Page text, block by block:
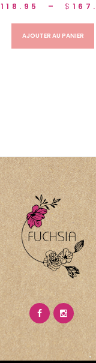
118.95 – $
AJOUTER AU PANIER